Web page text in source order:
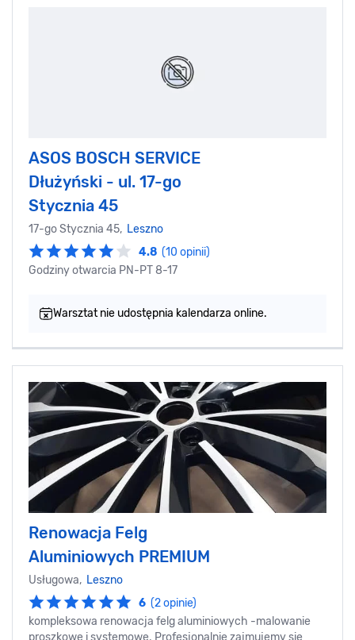
ASOS BOSCH SERVICE
Dłużyński - ul. 17-go
Stycznia 45
17-go Stycznia 45, Leszno
4.8 (10 opinii)
Godziny otwarcia PN-PT 8-17
Warsztat nie udostępnia kalendarza online.
Renowacja Felg
Aluminiowych PREMIUM
Usługowa, Leszno
6 (2 opinie)
kompleksowa renowacja felg aluminiowych -malowanie
proszkowe i systemowe. Profesjonalnie zajmujemy się